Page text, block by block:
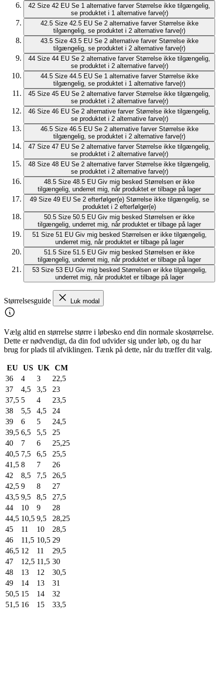
42 Size 42 EU Se 1 alternative farver Størrelse ikke tilgængelig,
se produktet i 1 alternative farve(r)
42.5 Size 42.5 EU Se 2 alternative farver Størrelse ikke
tilgængelig, se produktet i 2 alternative farve(r)
43.5 Size 43.5 EU Se 2 alternative farver Størrelse ikke
tilgængelig, se produktet i 2 alternative farve(r)
44 Size 44 EU Se 2 alternative farver Størrelse ikke tilgængelig,
se produktet i 2 alternative farve(r)
44.5 Size 44.5 EU Se 1 alternative farver Størrelse ikke
tilgængelig, se produktet i 1 alternative farve(r)
45 Size 45 EU Se 2 alternative farver Størrelse ikke tilgængelig,
se produktet i 2 alternative farve(r)
46 Size 46 EU Se 2 alternative farver Størrelse ikke tilgængelig,
se produktet i 2 alternative farve(r)
46.5 Size 46.5 EU Se 2 alternative farver Størrelse ikke
tilgængelig, se produktet i 2 alternative farve(r)
47 Size 47 EU Se 2 alternative farver Størrelse ikke tilgængelig,
se produktet i 2 alternative farve(r)
48 Size 48 EU Se 2 alternative farver Størrelse ikke tilgængelig,
se produktet i 2 alternative farve(r)
48.5 Size 48.5 EU Giv mig besked Størrelsen er ikke
tilgængelig, underret mig, når produktet er tilbage på lager
49 Size 49 EU Se 2 efterfølger(e) Størrelse ikke tilgængelig, se
produktet i 2 efterfølger(e)
50.5 Size 50.5 EU Giv mig besked Størrelsen er ikke
tilgængelig, underret mig, når produktet er tilbage på lager
51 Size 51 EU Giv mig besked Størrelsen er ikke tilgængelig,
underret mig, når produktet er tilbage på lager
51.5 Size 51.5 EU Giv mig besked Størrelsen er ikke
tilgængelig, underret mig, når produktet er tilbage på lager
53 Size 53 EU Giv mig besked Størrelsen er ikke tilgængelig,
underret mig, når produktet er tilbage på lager
Størrelsesguide Luk modal
Vælg altid en størrelse større i løbesko end din normale skostørrelse.
Dette er nødvendigt, da din fod udvider sig under løb, og du har
brug for plads til afviklingen. Tænk på dette, når du træffer dit valg.
EU US UK
CM
36
4 3
22,5
37
4,5 3,5
23
37,5 5 4
23,5
38
5,5 4,5
24
39
6 5
24,5
39,5 6,5 5,5
25
40
7 6
25,25
40,5 7,5 6,5
25,5
41,5 8 7
26
42
8,5 7,5
26,5
42,5 9 8
27
43,5 9,5 8,5
27,5
44
10 9
28
44,5 10,5 9,5
28,25
45
11 10
28,5
46
11,5 10,5 29
46,5 12 11
29,5
47
12,5 11,5 30
48
13 12
30,5
49
14 13
31
50,5 15 14
32
51,5 16 15 33,5